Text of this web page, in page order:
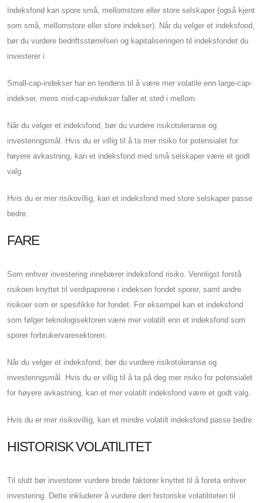
Indeksfond kan spore små, mellomstore eller store selskaper (også kjent
som små, mellomstore eller store indekser). Når du velger et indeksfond,
bør du vurdere bedriftsstørrelsen og kapitaliseringen til indeksfondet du
investerer i.
Small-cap-indekser har en tendens til å være mer volatile enn large-cap-
indekser, mens mid-cap-indekser faller et sted i mellom.
Når du velger et indeksfond, bør du vurdere risikotoleranse og
investeringsmål. Hvis du er villig til å ta mer risiko for potensialet for
høyere avkastning, kan et indeksfond med små selskaper være et godt
valg.
Hvis du er mer risikovillig, kan et indeksfond med store selskaper passe
bedre.
FARE
Som enhver investering innebærer indeksfond risiko. Vennligst forstå
risikoen knyttet til verdipapirene i indeksen fondet sporer, samt andre
risikoer som er spesifikke for fondet. For eksempel kan et indeksfond
som følger teknologisektoren være mer volatilt enn et indeksfond som
sporer forbrukervaresektoren.
Når du velger et indeksfond, bør du vurdere risikotoleranse og
investeringsmål. Hvis du er villig til å ta på deg mer risiko for potensialet
for høyere avkastning, kan et mer volatilt indeksfond være et godt valg.
Hvis du er mer risikovillig, kan et mindre volatilt indeksfond passe bedre.
HISTORISK VOLATILITET
Til slutt bør investorer vurdere brede faktorer knyttet til å foreta enhver
investering. Dette inkluderer å vurdere den historiske volatiliteten til